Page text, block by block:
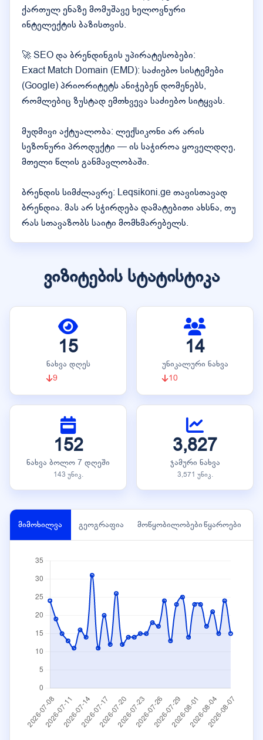
ქართულ ენაზე მომუშავე ხელოვნური
ინტელექტის ბაზისთვის.
🚀 SEO და ბრენდინგის უპირატესობები:
Exact Match Domain (EMD): საძიებო სისტემები
(Google) პრიორიტეტს ანიჭებენ დომენებს,
რომლებიც ზუსტად ემთხვევა საძიებო სიტყვას.
მუდმივი აქტუალობა: ლექსიკონი არ არის
სეზონური პროდუქტი — ის საჭიროა ყოველდღე,
მთელი წლის განმავლობაში.
ბრენდის სიმძლავრე: Leqsikoni.ge თავისთავად
ბრენდია. მას არ სჭირდება დამატებითი ახსნა, თუ
რას სთავაზობს საიტი მომხმარებელს.
ვიზიტების სტატისტიკა
15
ნახვა დღეს
9
14
უნიკალური ნახვა
10
152
ნახვა ბოლო 7 დღეში
143 უნიკ.
3,827
ჯამური ნახვა
3,571 უნიკ.
მიმოხილვა გეოგრაფია მოწყობილობებიწყაროები